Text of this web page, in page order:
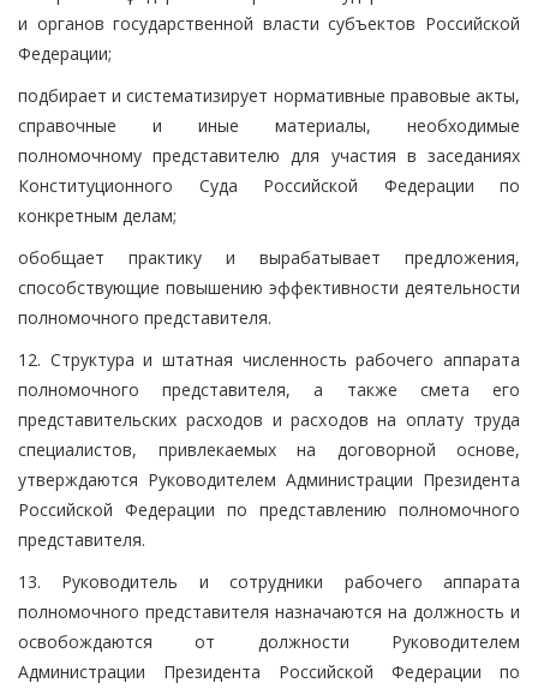
и органов государственной власти субъектов Российской
Федерации;
подбирает и систематизирует нормативные правовые акты,
справочные и иные материалы, необходимые
полномочному представителю для участия в заседаниях
Конституционного Суда Российской Федерации по
конкретным делам;
обобщает практику и вырабатывает предложения,
способствующие повышению эффективности деятельности
полномочного представителя.
12. Структура и штатная численность рабочего аппарата
полномочного представителя, а также смета его
представительских расходов и расходов на оплату труда
специалистов, привлекаемых на договорной основе,
утверждаются Руководителем Администрации Президента
Российской Федерации по представлению полномочного
представителя.
13. Руководитель и сотрудники рабочего аппарата
полномочного представителя назначаются на должность и
освобождаются от должности Руководителем
Администрации Президента Российской Федерации по